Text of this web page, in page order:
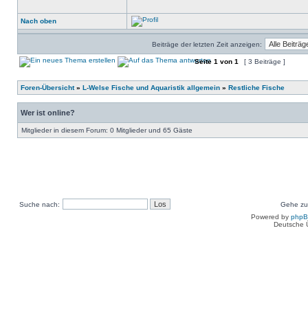
Nach oben
Beiträge der letzten Zeit anzeigen:
Seite 1 von 1 [ 3 Beiträge ]
Foren-Übersicht» L-Welse Fische und Aquaristik allgemein » Restliche Fische
Wer ist online?
Mitglieder in diesem Forum: 0 Mitglieder und 65 Gäste
Suche nach:
Gehe
Powered by
Deutsche